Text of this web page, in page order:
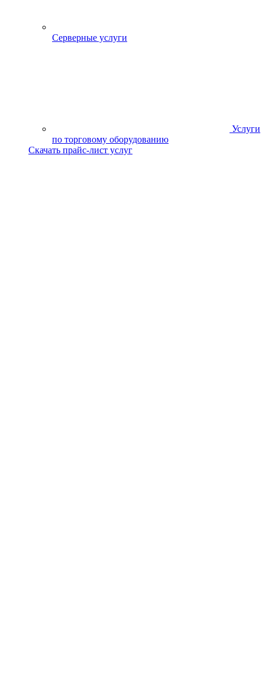
Серверные услуги
Услуги
по торговому оборудованию
Скачать прайс-лист услуг